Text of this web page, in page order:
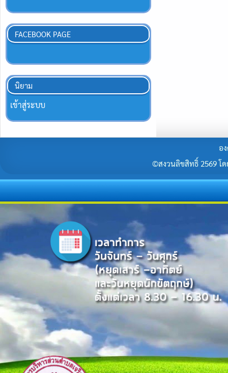
FACEBOOK PAGE
นิยาม
เข้าสู่ระบบ
อ
©สงวนลิขสิทธิ์ 2569 โ